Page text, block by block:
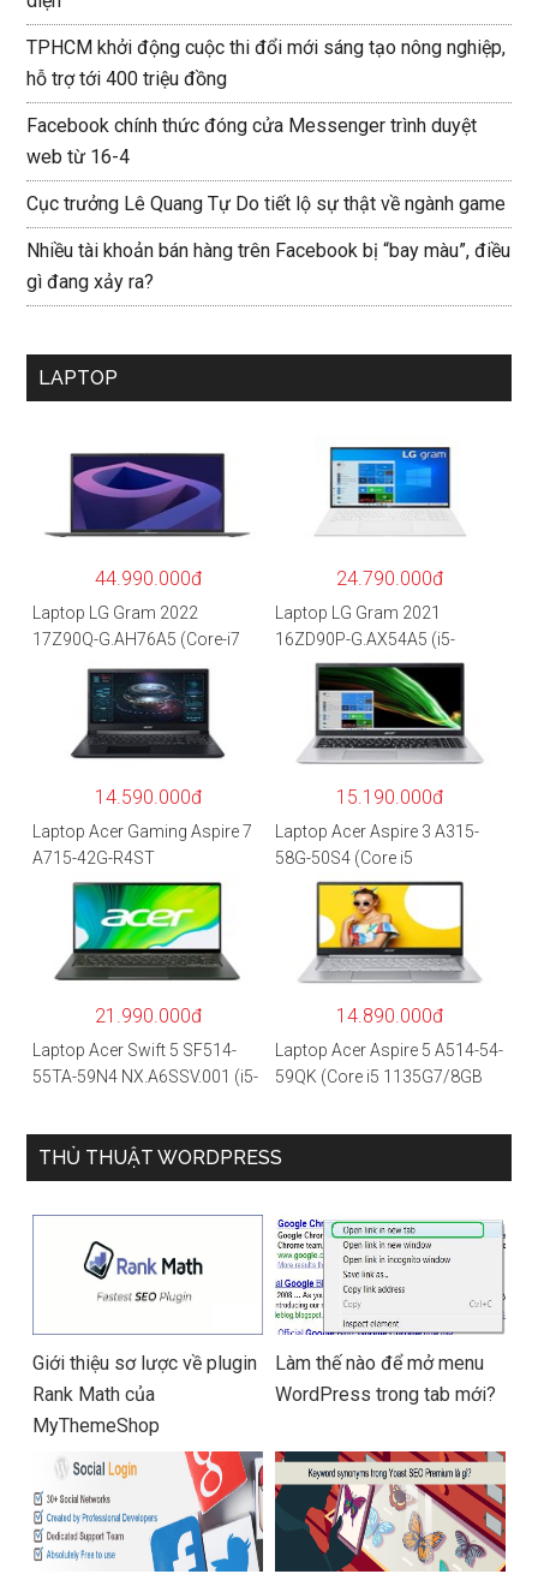
TPHCM khởi động cuộc thi đổi mới sáng tạo nông nghiệp,
hỗ trợ tới 400 triệu đồng
Facebook chính thức đóng cửa Messenger trình duyệt
web từ 16-4
Cục trưởng Lê Quang Tự Do tiết lộ sự thật về ngành game
Nhiều tài khoản bán hàng trên Facebook bị “bay màu”, điều
gì đang xảy ra?
LAPTOP
44.990.000đ
Laptop LG Gram 2022
17Z90Q-G.AH76A5 (Core-i7
1260P/16GB/512GB/17″
WQXGA/Win 11/Xám)
24.790.000đ
Laptop LG Gram 2021
16ZD90P-G.AX54A5 (i5-
1135G7/8GB RAM/512GB
SSD/16″WQXGA/Dos/Trắng)
14.590.000đ
Laptop Acer Gaming Aspire 7
A715-42G-R4ST
NH.QAYSV.004 (R5
5500U/8GB RAM/256GB
SSD/15.6″FHD IPS/GTX1650
4GB/Win10) – Hàng chính
15.190.000đ
Laptop Acer Aspire 3 A315-
58G-50S4 (Core i5
1135G7/8GB
RAM/512GB/15.6″FHD/MX35
0 2GB/Win 10/Bạc)
21.990.000đ
Laptop Acer Swift 5 SF514-
55TA-59N4 NX.A6SSV.001 (i5-
anh) – Hàng chính hãng
14.890.000đ
Laptop Acer Aspire 5 A514-54-
59QK (Core i5 1135G7/8GB
THỦ THUẬT WORDPRESS
Giới thiệu sơ lược về plugin
Rank Math của
MyThemeShop
Làm thế nào để mở menu
WordPress trong tab mới?